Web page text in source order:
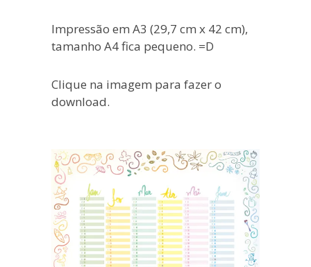
Impressão em A3 (29,7 cm x 42 cm),
tamanho A4 fica pequeno. =D
Clique na imagem para fazer o
download.